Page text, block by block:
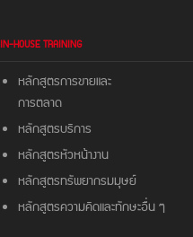
IN-HOUSE TRAINING
หลักสูตรการขายและ
การตลาด
หลักสูตรบริการ
หลักสูตรหัวหน้างาน
หลักสูตรทรัพยากรมมุษย์
หลักสูตรความคิดและทักษะอื่น ๆ